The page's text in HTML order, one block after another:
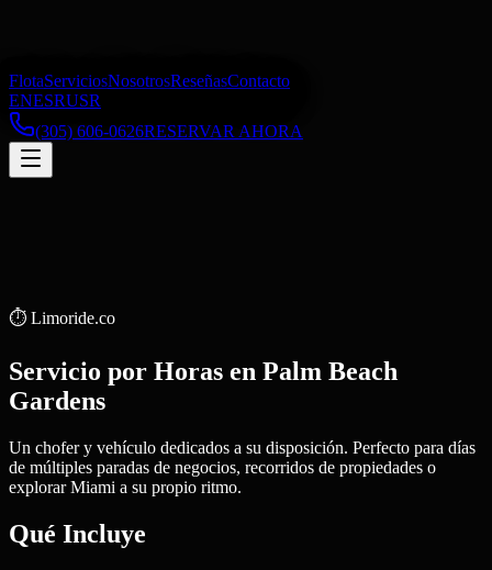
FlotaServiciosNosotrosReseñasContacto
ENESRUSR
(305) 606-0626RESERVAR AHORA
⏱️ Limoride.co
Servicio por Horas en Palm Beach
Gardens
Un chofer y vehículo dedicados a su disposición. Perfecto para días
de múltiples paradas de negocios, recorridos de propiedades o
explorar Miami a su propio ritmo.
Qué Incluye